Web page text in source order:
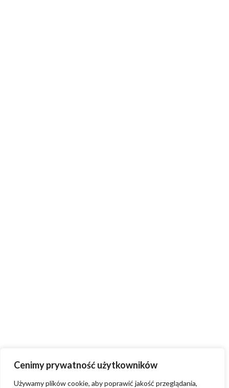
Cenimy prywatność użytkowników
Używamy plików cookie, aby poprawić jakość przeglądania,